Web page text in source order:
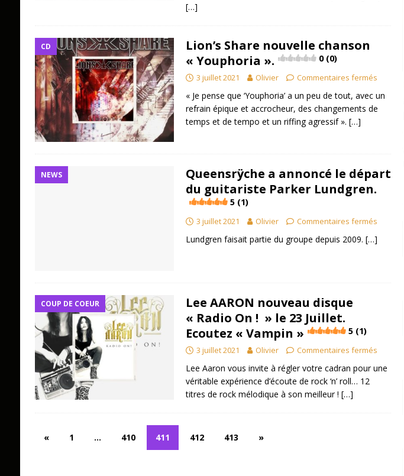
[…]
CD
Lion’s Share nouvelle chanson
« Youphoria ».
0 (0)
3 juillet 2021 Olivier Commentaires fermés
« Je pense que ‘Youphoria’ a un peu de tout, avec un
refrain épique et accrocheur, des changements de
temps et de tempo et un riffing agressif ». […]
NEWS
Queensrÿche a annoncé le départ
du guitariste Parker Lundgren.
5 (1)
3 juillet 2021 Olivier Commentaires fermés
Lundgren faisait partie du groupe depuis 2009. […]
COUP DE COEUR
Lee AARON nouveau disque
« Radio On ! » le 23 Juillet.
Ecoutez « Vampin »
5 (1)
3 juillet 2021 Olivier Commentaires fermés
Lee Aaron vous invite à régler votre cadran pour une
véritable expérience d’écoute de rock ‘n’ roll… 12
titres de rock mélodique à son meilleur ! […]
« 1 … 410 411 412 413 »